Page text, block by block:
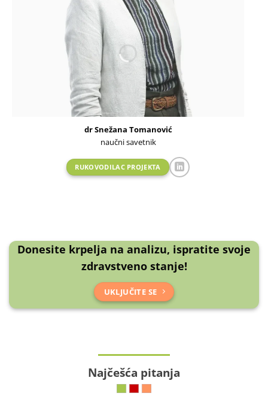
dr Snežana Tomanović
naučni savetnik
RUKOVODILAC PROJEKTA
Donesite krpelja na analizu, ispratite svoje
zdravstveno stanje!
UKLJUČITE SE
Najčešća pitanja